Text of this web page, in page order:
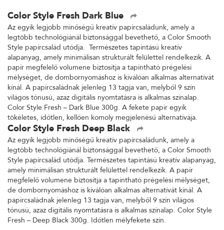
Color Style Fresh Dark Blue
Az egyik legjobb minőségű kreatív papírcsaládunk, amely a
legtöbb technológiánál biztonsággal bevethető, a Color Smooth
Style papírcsalád utódja. Természetes tapintású kreatív
alapanyag, amely minimálisan strukturált felülettel rendelkezik. A
papír megfelelő volumene biztosítja a tapintható prégelési
mélységet, de dombornyomáshoz is kiválóan alkalmas alternatívát
kínál. A papírcsaládnak jelenleg 13 tagja van, melyből 9 szín
világos tónusú, azaz digitális nyomtatásra is alkalmas színalap.
Color Style Fresh – Dark Blue 300g. A fekete papír egyik
tökéletes, időtlen, kellően komoly megjelenésű alternatívája.
Color Style Fresh Deep Black
Az egyik legjobb minőségű kreatív papírcsaládunk, amely a
legtöbb technológiánál biztonsággal bevethető, a Color Smooth
Style papírcsalád utódja. Természetes tapintású kreatív alapanyag,
amely minimálisan strukturált felülettel rendelkezik. A papír
megfelelő volumene biztosítja a tapintható prégelési mélységet,
de dombornyomáshoz is kiválóan alkalmas alternatívát kínál. A
papírcsaládnak jelenleg 13 tagja van, melyből 9 szín világos
tónusú, azaz digitális nyomtatásra is alkalmas színalap. Color Style
Fresh – Deep Black 300g. Időtlen mélyfekete szín.